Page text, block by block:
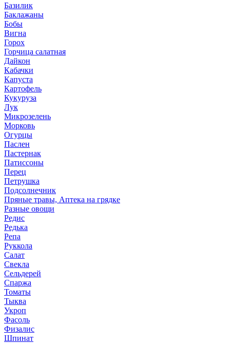
Базилик
Баклажаны
Бобы
Вигна
Горох
Горчица салатная
Дайкон
Кабачки
Капуста
Картофель
Кукуруза
Лук
Микрозелень
Морковь
Огурцы
Паслен
Пастернак
Патиссоны
Перец
Петрушка
Подсолнечник
Пряные травы, Аптека на грядке
Разные овощи
Редис
Редька
Репа
Руккола
Салат
Свекла
Сельдерей
Спаржа
Томаты
Тыква
Укроп
Фасоль
Физалис
Шпинат